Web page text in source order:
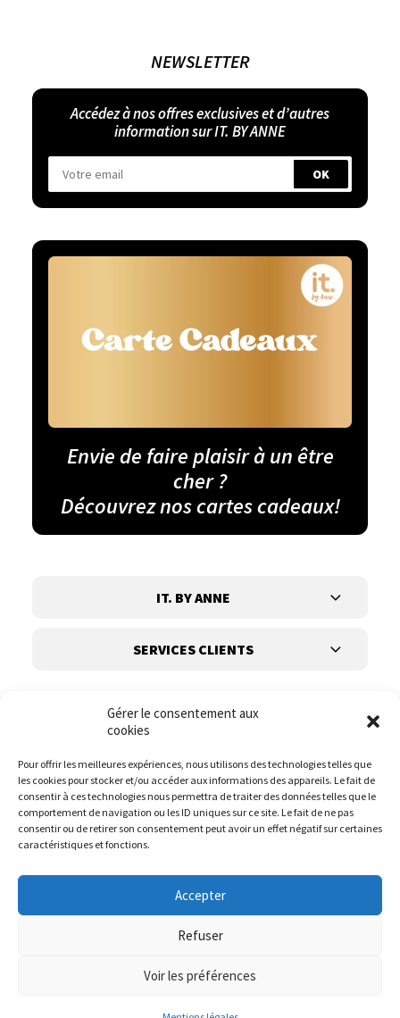
Gérer le consentement aux
cookies
Pour offrir les meilleures expériences, nous utilisons des technologies telles que
les cookies pour stocker et/ou accéder aux informations des appareils. Le fait de
consentir à ces technologies nous permettra de traiter des données telles que le
comportement de navigation ou les ID uniques sur ce site. Le fait de ne pas
consentir ou de retirer son consentement peut avoir un effet négatif sur certaines
caractéristiques et fonctions.
Accepter
Refuser
Voir les préférences
NEWSLETTER
Accédez à nos offres exclusives et d’autres
information sur IT. BY ANNE
Envie de faire plaisir à un être
cher ?
Découvrez nos cartes cadeaux!
IT. BY ANNE
SERVICES CLIENTS
Suivez-nous
Website :DIREXION.BE